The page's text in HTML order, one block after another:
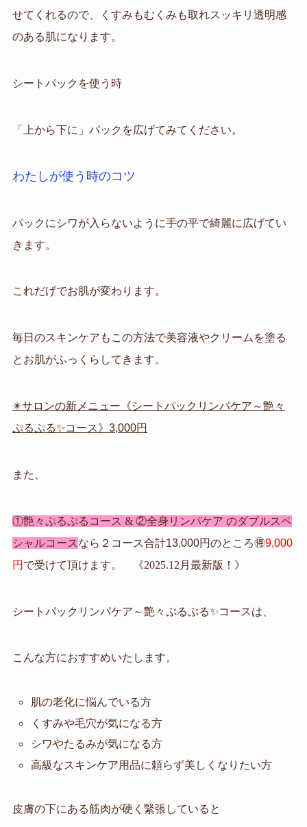
せてくれるので、くすみもむくみも取れスッキリ透明感
のある肌になります。
シートパックを使う時
「上から下に」パックを広げてみてください。
わたしが使う時のコツ
パックにシワが入らないように手の平で綺麗に広げてい
きます。
これだげでお肌が変わります。
毎日のスキンケアもこの方法で美容液やクリームを塗る
とお肌がふっくらしてきます。
✴️サロンの新メニュー《シートパックリンパケア～艶々
ぷるぷる✨コース》3,000円
また、
①艶々ぷるぷるコース & ②全身リンパケア のダブルスペ
シャルコース なら ２コース合計13,000円のところ🉐9,000
円 で受けて頂けます。 《2025.12月最新版！》
シートパックリンパケア～艶々ぷるぷる✨コースは、
こんな方におすすめいたします。
肌の老化に悩んでいる方
くすみや毛穴が気になる方
シワやたるみが気になる方
高級なスキンケア用品に頼らず美しくなりたい方
皮膚の下にある筋肉が硬く緊張していると